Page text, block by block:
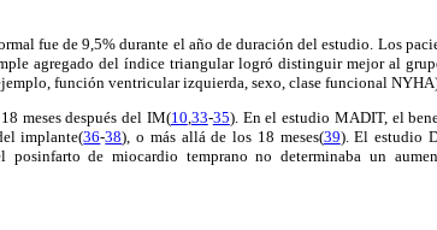
fue de 9,5% durante el año de duración del estudio. Los
agregado del índice triangular logró distinguir mejor al
función ventricular izquierda, sexo, clase funcional
meses después del IM(10,33-35). En el estudio MADIT, el
implante(36-38), o más allá de los 18 meses(39). El estudio
de miocardio temprano no determinaba un